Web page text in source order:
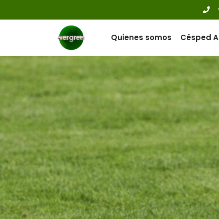
Quienes somos Césped